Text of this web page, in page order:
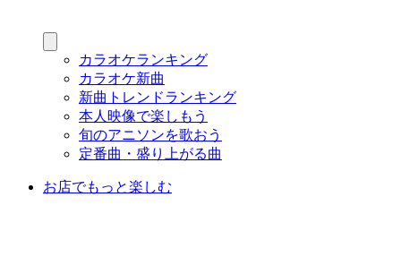
カラオケランキング
カラオケ新曲
新曲トレンドランキング
本人映像で楽しもう
旬のアニソンを歌おう
定番曲・盛り上がる曲
お店でもっと楽しむ